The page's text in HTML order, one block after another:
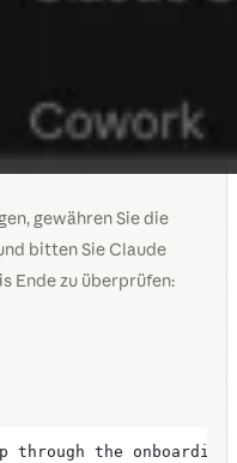
gewähren Sie die
bitten Sie Claude
Ende zu überprüfen:
through the